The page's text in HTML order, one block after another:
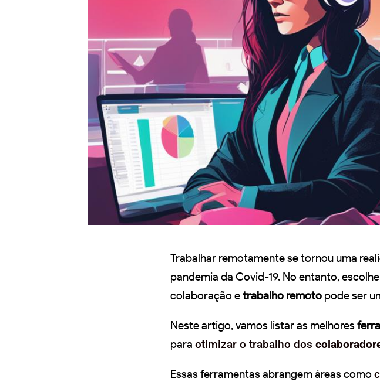
Trabalhar remotamente se tornou uma
pandemia da Covid-19. No entanto,
colaboração etrabalho remoto pode ser
Neste artigo, vamos listar as melhores
para otimizar o trabalho dos
Essas ferramentas abrangem áreas como